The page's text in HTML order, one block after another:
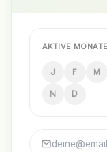
AKTIVE MONATE
J F M
N D